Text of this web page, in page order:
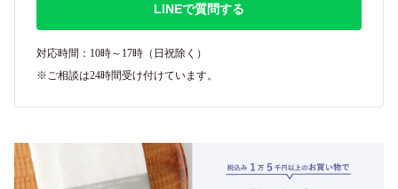
LINEで質問する
対応時間：10時～17時（日祝除く）
※ご相談は24時間受け付けています。